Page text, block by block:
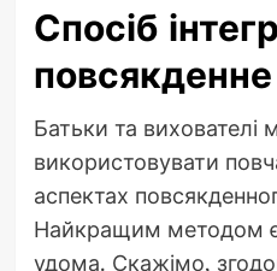
Спосіб
Батьки та вихователі
використовувати
аспектах
Найкращим методом є
удома. Скажімо,